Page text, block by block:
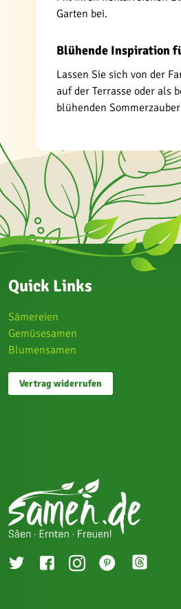
Garten bei.
Blühende Inspiration
Lassen Sie sich von der
auf der Terrasse oder als
blühenden
Quick Links
Sämereien
Gemüsesamen
Blumensamen
Vertrag widerrufen